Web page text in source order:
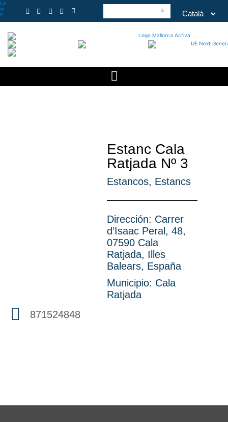
Lo
gi
n
Estanc Cala
Ratjada Nº 3
Estancos, Estancs
Dirección: Carrer
d’Isaac Peral, 48,
07590 Cala
Ratjada, Illes
Balears, España
Municipio: Cala
Ratjada
871524848